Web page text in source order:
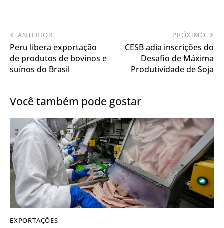
ANTERIOR
Peru libera exportação
de produtos de bovinos e
suínos do Brasil
PRÓXIMO
CESB adia inscrições do
Desafio de Máxima
Produtividade de Soja
Você também pode gostar
EXPORTAÇÕES